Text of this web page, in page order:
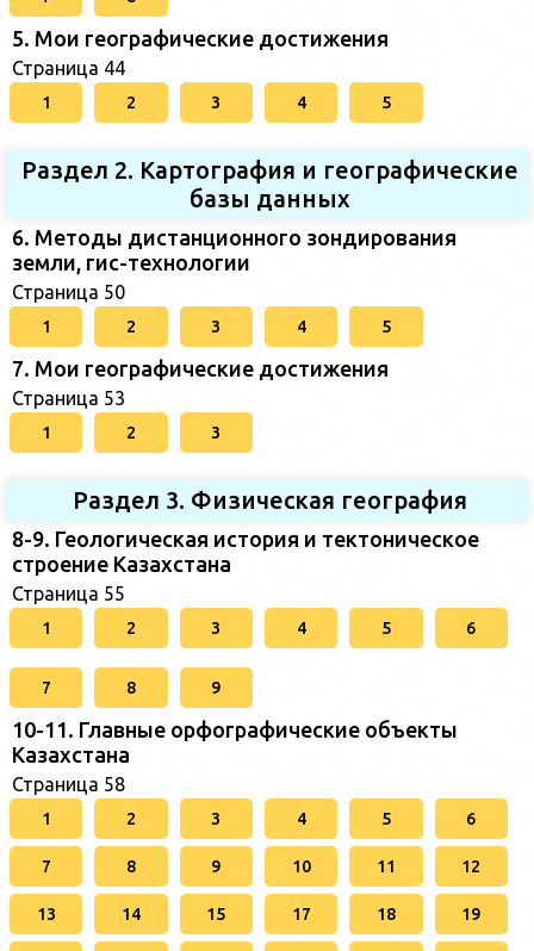
5. Мои географические достижения
Страница 44
1 2 3 4 5
Раздел 2. Картография и географические
базы данных
6. Методы дистанционного зондирования
земли, гис-технологии
Страница 50
1 2 3 4 5
7. Мои географические достижения
Страница 53
1 2 3
Раздел 3. Физическая география
8-9. Геологическая история и тектоническое
строение Казахстана
Страница 55
1 2 3 4 5 6
7 8 9
10-11. Главные орфографические объекты
Казахстана
Страница 58
1 2 3 4 5 6
7 8 9 10 11 12
13 14 15 17 18 19